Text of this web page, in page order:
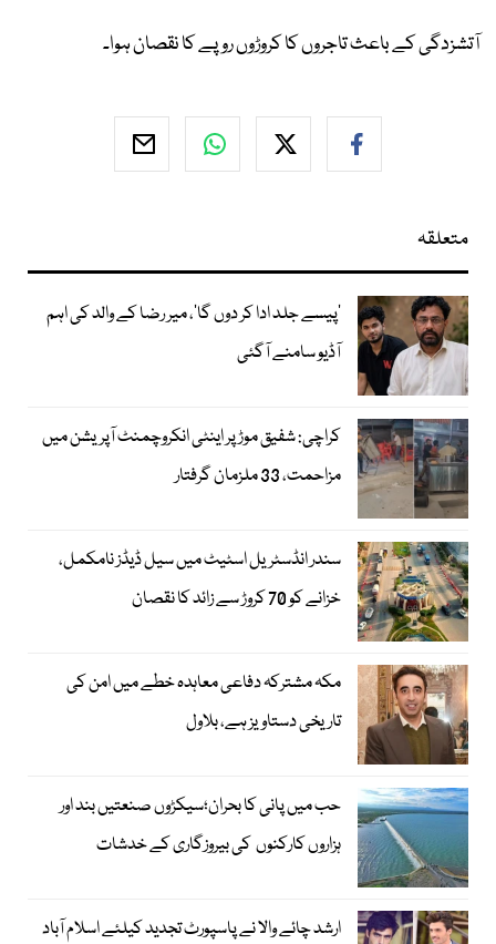
آتشزدگی کے باعث تاجروں کا کروڑوں روپے کا نقصان ہوا۔
متعلقہ
’پیسے جلد ادا کر دوں گا‘، میر رضا کے والد کی اہم
آڈیو سامنے آگئی
کراچی: شفیق موڑ پر اینٹی انکروچمنٹ آپریشن میں
مزاحمت، 33 ملزمان گرفتار
سندر انڈسٹریل اسٹیٹ میں سیل ڈیڈز نامکمل،
خزانے کو 70 کروڑ سے زائد کا نقصان
مکہ مشترکہ دفاعی معاہدہ خطے میں امن کی
تاریخی دستاویز ہے، بلاول
حب میں پانی کا بحران؛سیکڑوں صنعتیں بند اور
ہزاروں کارکنوں کی بیروزگاری کے خدشات
ارشد چائے والا نے پاسپورٹ تجدید کیلئے اسلام آباد